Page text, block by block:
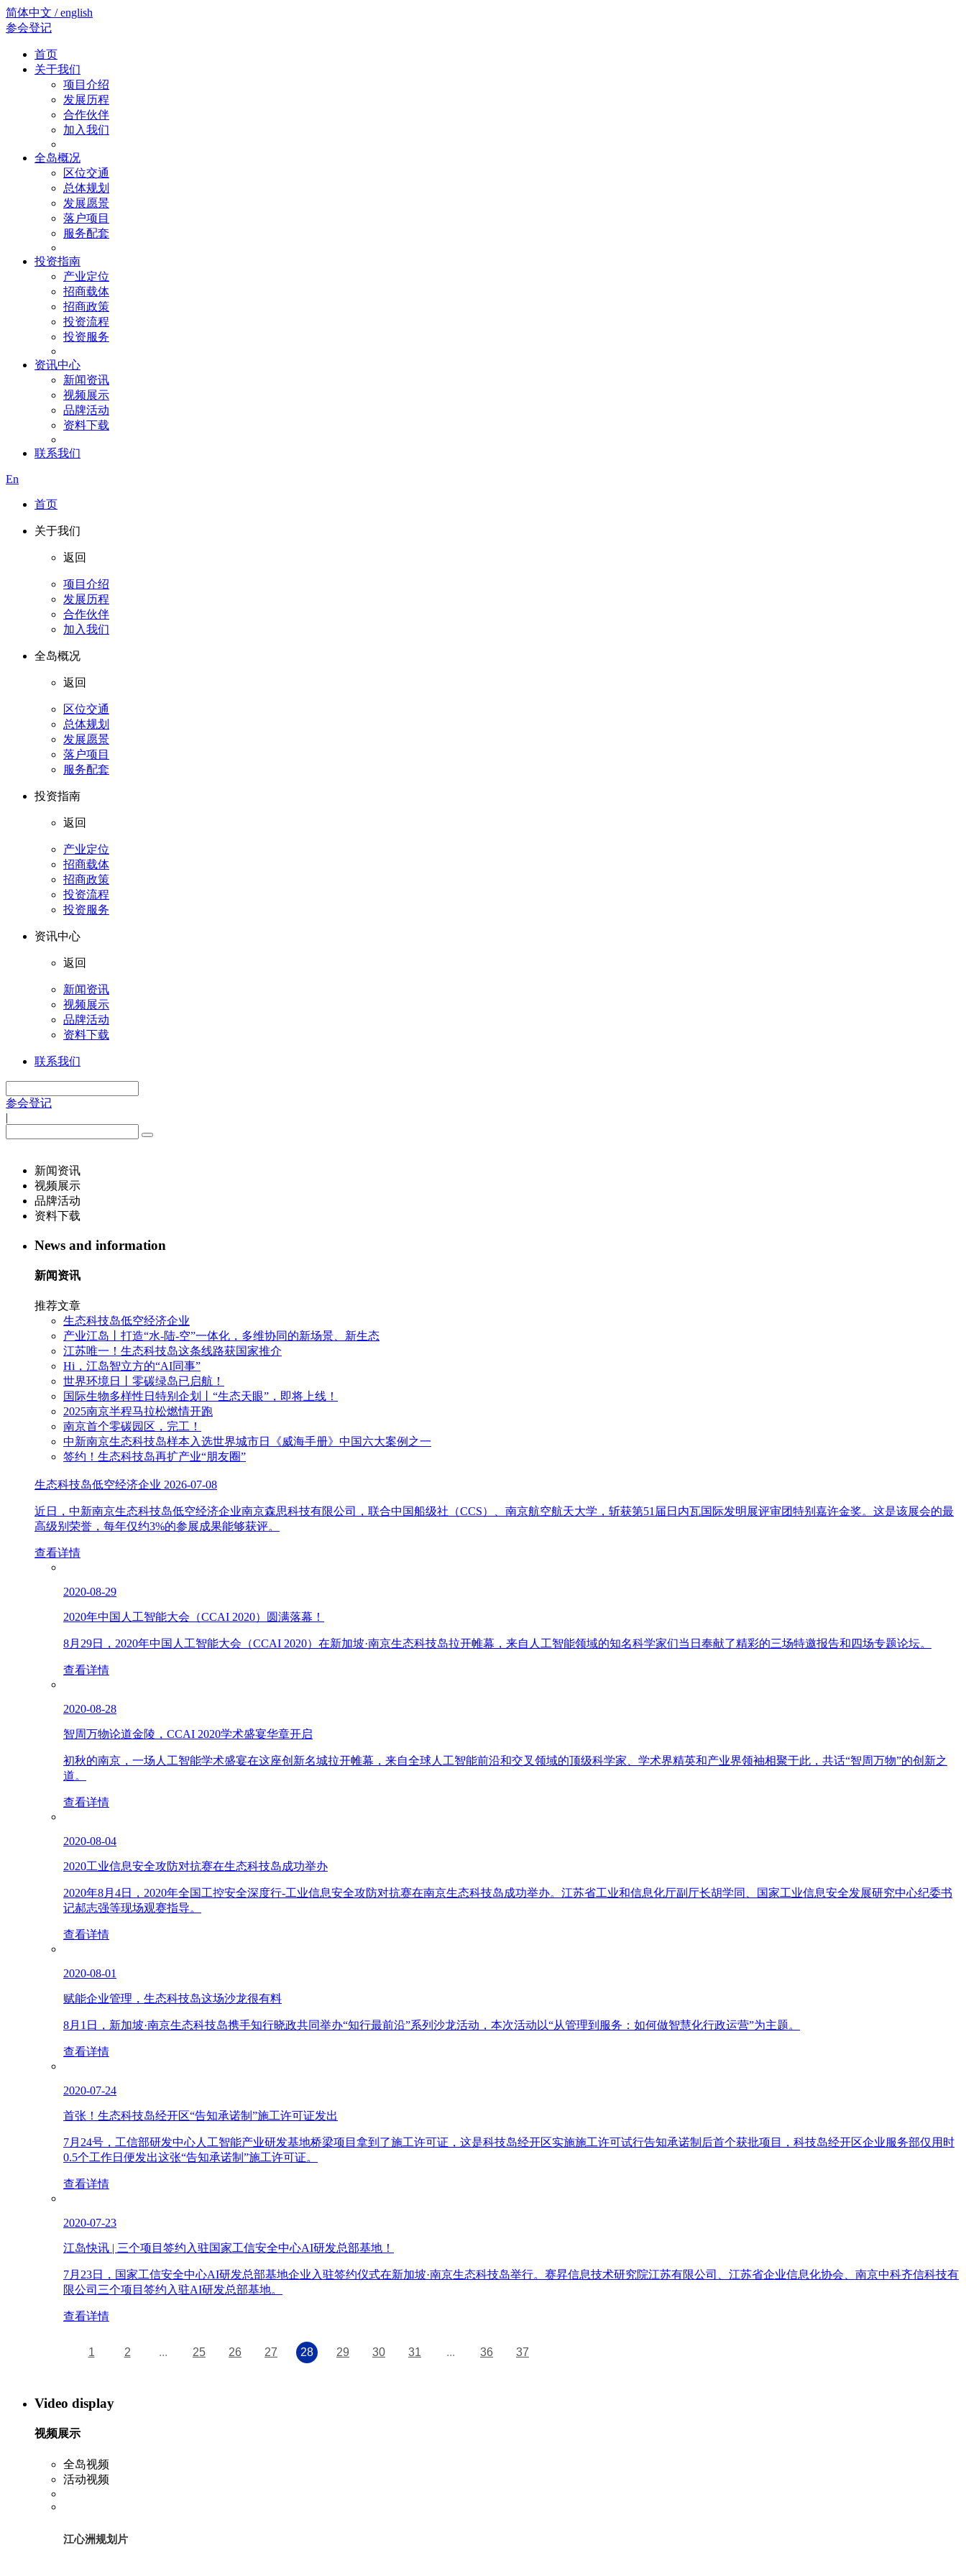
简体中文 / english
参会登记
首页
关于我们
项目介绍
发展历程
合作伙伴
加入我们
全岛概况
区位交通
总体规划
发展愿景
落户项目
服务配套
投资指南
产业定位
招商载体
招商政策
投资流程
投资服务
资讯中心
新闻资讯
视频展示
品牌活动
资料下载
联系我们
En
首页
关于我们
返回
项目介绍
发展历程
合作伙伴
加入我们
全岛概况
返回
区位交通
总体规划
发展愿景
落户项目
服务配套
投资指南
返回
产业定位
招商载体
招商政策
投资流程
投资服务
资讯中心
返回
新闻资讯
视频展示
品牌活动
资料下载
联系我们
参会登记
|
新闻资讯
视频展示
品牌活动
资料下载
News and information
新闻资讯
推荐文章
生态科技岛低空经济企业
产业江岛丨打造“水-陆-空”一体化，多维协同的新场景、新生态
江苏唯一！生态科技岛这条线路获国家推介
Hi，江岛智立方的“AI同事”
世界环境日丨零碳绿岛已启航！
国际生物多样性日特别企划丨“生态天眼”，即将上线！
2025南京半程马拉松燃情开跑
南京首个零碳园区，完工！
中新南京生态科技岛样本入选世界城市日《威海手册》中国六大案例之一
签约！生态科技岛再扩产业“朋友圈”
生态科技岛低空经济企业 2026-07-08
近日，中新南京生态科技岛低空经济企业南京森思科技有限公司，联合中国船级社（CCS）、南京航空航天大学，斩获第51届日内瓦国际发明展评审团特别嘉许金奖。这是该展会的最
高级别荣誉，每年仅约3%的参展成果能够获评。
查看详情
2020-08-29
2020年中国人工智能大会（CCAI 2020）圆满落幕！
8月29日，2020年中国人工智能大会（CCAI 2020）在新加坡·南京生态科技岛拉开帷幕，来自人工智能领域的知名科学家们当日奉献了精彩的三场特邀报告和四场专题论坛。
查看详情
2020-08-28
智周万物论道金陵，CCAI 2020学术盛宴华章开启
初秋的南京，一场人工智能学术盛宴在这座创新名城拉开帷幕，来自全球人工智能前沿和交叉领域的顶级科学家、学术界精英和产业界领袖相聚于此，共话“智周万物”的创新之
道。
查看详情
2020-08-04
2020工业信息安全攻防对抗赛在生态科技岛成功举办
2020年8月4日，2020年全国工控安全深度行-工业信息安全攻防对抗赛在南京生态科技岛成功举办。江苏省工业和信息化厅副厅长胡学同、国家工业信息安全发展研究中心纪委书
记郝志强等现场观赛指导。
查看详情
2020-08-01
赋能企业管理，生态科技岛这场沙龙很有料
8月1日，新加坡·南京生态科技岛携手知行晓政共同举办“知行最前沿”系列沙龙活动，本次活动以“从管理到服务：如何做智慧化行政运营”为主题。
查看详情
2020-07-24
首张！生态科技岛经开区“告知承诺制”施工许可证发出
7月24号，工信部研发中心人工智能产业研发基地桥梁项目拿到了施工许可证，这是科技岛经开区实施施工许可试行告知承诺制后首个获批项目，科技岛经开区企业服务部仅用时
0.5个工作日便发出这张“告知承诺制”施工许可证。
查看详情
2020-07-23
江岛快讯 | 三个项目签约入驻国家工信安全中心AI研发总部基地！
7月23日，国家工信安全中心AI研发总部基地企业入驻签约仪式在新加坡·南京生态科技岛举行。赛昇信息技术研究院江苏有限公司、江苏省企业信息化协会、南京中科齐信科技有
限公司三个项目签约入驻AI研发总部基地。
查看详情
1 2 ... 25 26 27 28 29 30 31 ... 36 37
Video display
视频展示
全岛视频
活动视频
江心洲规划片